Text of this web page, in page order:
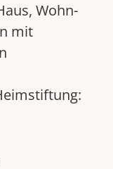
Wohn-
mit